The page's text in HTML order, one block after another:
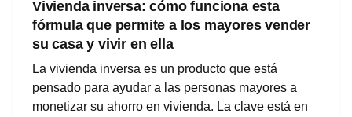
Vivienda inversa: cómo funciona esta
fórmula que permite a los mayores vender
su casa y vivir en ella
La vivienda inversa es un producto que está
pensado para ayudar a las personas mayores a
monetizar su ahorro en vivienda. La clave está en